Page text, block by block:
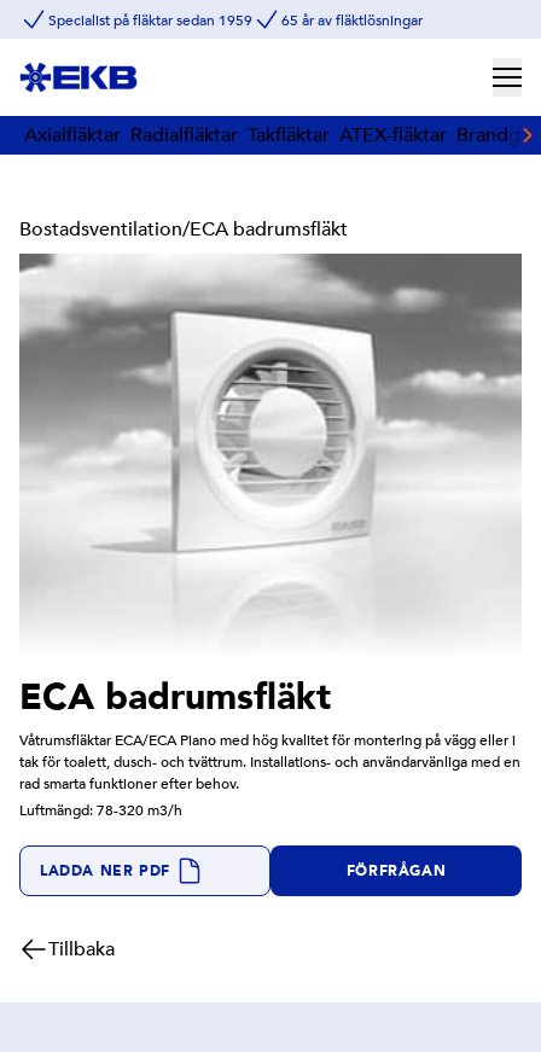
Specialist på fläktar sedan 1959 65 år av fläktlösningar
Axialfläktar Radialfläktar Takfläktar ATEX-fläktar
Bostadsventilation/ECA badrumsfläkt
ECA badrumsfläkt
Våtrumsfläktar ECA/ECA Piano med hög kvalitet för montering på vägg eller i
tak för toalett, dusch- och tvättrum. Installations- och användarvänliga med en
rad smarta funktioner efter behov.
Luftmängd: 78-320 m3/h
LADDA NER PDF FÖRFRÅGAN
Tillbaka